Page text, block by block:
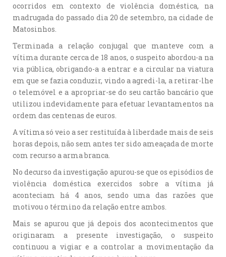
ocorridos em contexto de violência doméstica, na
madrugada do passado dia 20 de setembro, na cidade de
Matosinhos.
Terminada a relação conjugal que manteve com a
vítima durante cerca de 18 anos, o suspeito abordou-a na
via pública, obrigando-a a entrar e a circular na viatura
em que se fazia conduzir, vindo a agredi-la, a retirar-lhe
o telemóvel e a apropriar-se do seu cartão bancário que
utilizou indevidamente para efetuar levantamentos na
ordem das centenas de euros.
A vítima só veio a ser restituída à liberdade mais de seis
horas depois, não sem antes ter sido ameaçada de morte
com recurso a arma branca.
No decurso da investigação apurou-se que os episódios de
violência doméstica exercidos sobre a vítima já
aconteciam há 4 anos, sendo uma das razões que
motivou o término da relação entre ambos.
Mais se apurou que já depois dos acontecimentos que
originaram a presente investigação, o suspeito
continuou a vigiar e a controlar a movimentação da